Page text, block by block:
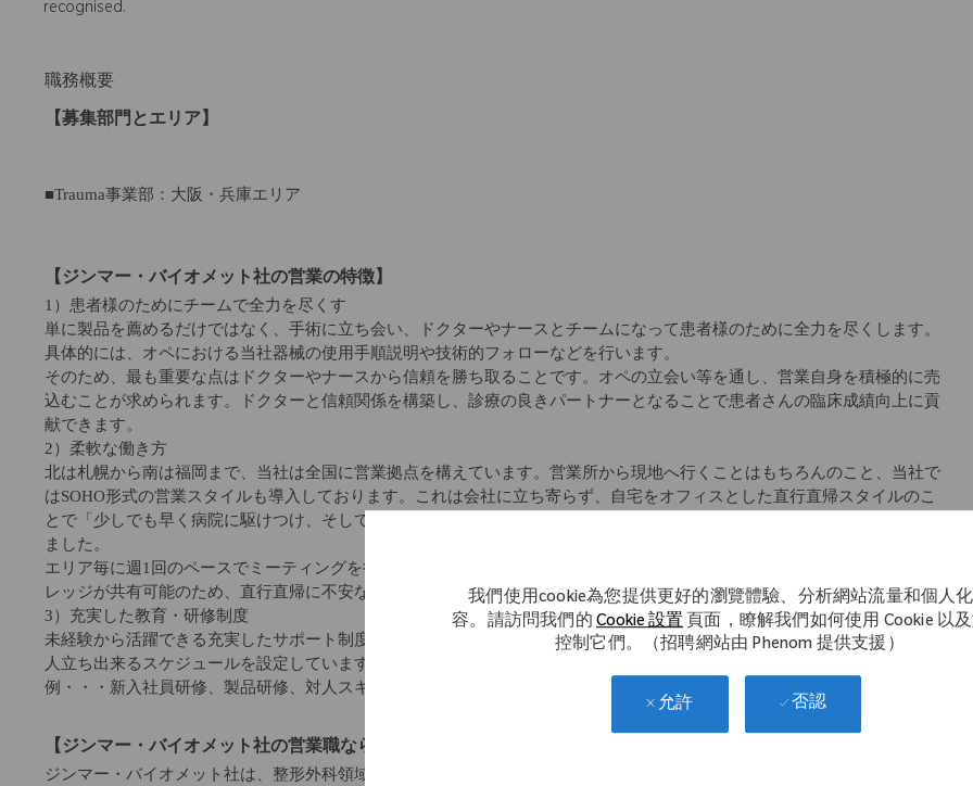
我們使用cookie為您提供更好的瀏覽體驗、分析網站流量和個人
容。請訪問我們的 Cookie 設置 頁面，瞭解我們如何使用 Cookie 以
控制它們。（招聘網站由 Phenom 提供支援）
允許 否認
recognised.
職務概要
【募集部門とエリア】
■Trauma事業部：大阪・兵庫エリア
【ジンマー・バイオメット社の営業の特徴】
1）患者様のためにチームで全力を尽くす
単に製品を薦めるだけではなく、手術に立ち会い、ドクターやナースとチームになって患者様のために全力を尽くします。
具体的には、オペにおける当社器械の使用手順説明や技術的フォローなどを行います。
そのため、最も重要な点はドクターやナースから信頼を勝ち取ることです。オペの立会い等を通し、営業自身を積極的に売
込むことが求められます。ドクターと信頼関係を構築し、診療の良きパートナーとなることで患者さんの臨床成績向上に貢
献できます。
2）柔軟な働き方
北は札幌から南は福岡まで、当社は全国に営業拠点を構えています。営業所から現地へ行くことはもちろんのこと、当社で
はSOHO形式の営業スタイルも導入しております。これは会社に立ち寄らず、自宅をオフィスとした直行直帰スタイルのこ
とで「少しでも早く病院に駆けつけ、そして少しでも長く医師のサポートをできるように」というコンセプトの元、始まり
ました。
エリア毎に週1回のペースでミーティングを行いますし(エリアにより差異あり)、社内イントラネットから学術文献などのナ
レッジが共有可能のため、直行直帰に不安な方でも安心していただけます。
3）充実した教育・研修制度
未経験から活躍できる充実したサポート制度がございます。教材を使用した座学、先輩社員の同行を中心としたOJT等、一
人立ち出来るスケジュールを設定しています。
例・・・新入社員研修、製品研修、対人スキル研修、営業スキル研修など
【ジンマー・バイオメット社の営業職ならではの魅力】
ジンマー・バイオメット社は、整形外科領域ではトップクラスの会社で、整形のドクターで知らない人はほとんどいませ